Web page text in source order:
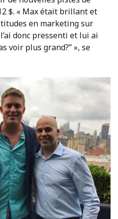
$. « Max était brillant et
en marketing sur
donc pressenti et lui ai
voir plus grand?” », se